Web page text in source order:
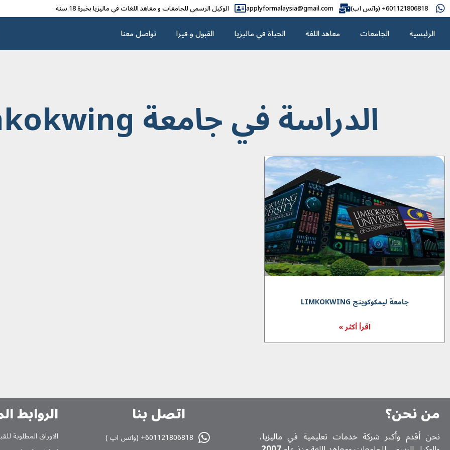
601121806818+ (واتس اب) applyformalaysia@gmail.com الوکیل الرسمي للجامعات و معاهد اللغات في مالیزیا بخبرة 18 سنة
الرئيسية الجامعات معاهد اللغة الحياة في ماليزيا القبول و فیزا تواصل معنا
الدراسة في جامعة Limkokwing
جامعة لیمکوکوینج LIMKOKWING
اقرأ أكثر »
من نحن؟
نحن أقدم وأكبر شركة خدمات تعلیمیة في ماليزيا،
اتصل بنا
601121806818+ (واتس اپ )
الروابط
الاوراق المطلوبة